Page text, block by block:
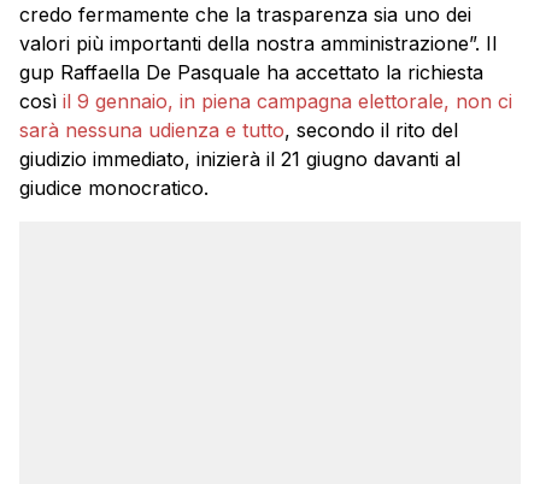
credo fermamente che la trasparenza sia uno dei
valori più importanti della nostra amministrazione”. Il
gup Raffaella De Pasquale ha accettato la richiesta
così il 9 gennaio, in piena campagna elettorale, non ci
sarà nessuna udienza e tutto, secondo il rito del
giudizio immediato, inizierà il 21 giugno davanti al
giudice monocratico.